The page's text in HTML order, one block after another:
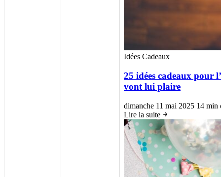
Idées Cadeaux
25 idées cadeaux pour
vont lui plaire
dimanche 11 mai 2025 14 min
Lire la suite